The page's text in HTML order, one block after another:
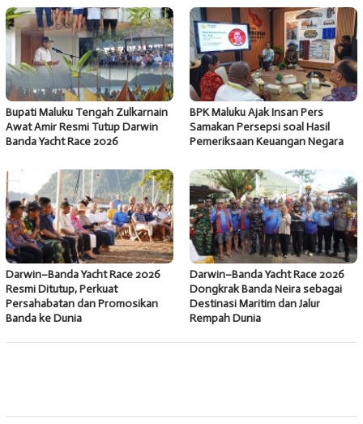
Bupati Maluku Tengah Zulkarnain
Awat Amir Resmi Tutup Darwin
Banda Yacht Race 2026
BPK Maluku Ajak Insan Pers
Samakan Persepsi soal Hasil
Pemeriksaan Keuangan Negara
Darwin–Banda Yacht Race 2026
Resmi Ditutup, Perkuat
Persahabatan dan Promosikan
Banda ke Dunia
Darwin–Banda Yacht Race 2026
Dongkrak Banda Neira sebagai
Destinasi Maritim dan Jalur
Rempah Dunia